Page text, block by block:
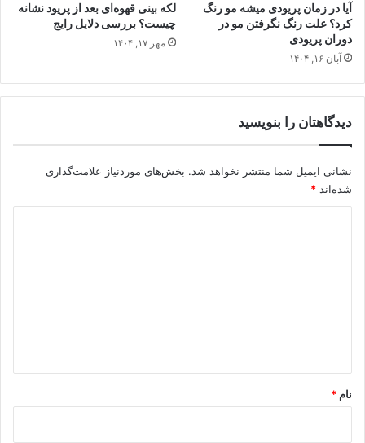
آیا در زمان پریودی میشه مو رنگ
کرد؟ علت رنگ نگرفتن مو در
دوران پریودی
آبان ۱۶, ۱۴۰۴
لکه‌ بینی قهوه‌ای بعد از پریود نشانه
چیست؟ بررسی دلایل رایج
مهر ۱۷, ۱۴۰۴
دیدگاهتان را بنویسید
نشانی ایمیل شما منتشر نخواهد شد. بخش‌های موردنیاز علامت‌گذاری
شده‌اند *
نام *